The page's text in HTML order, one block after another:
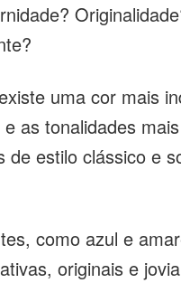
uma cor mais
as tonalidades
estilo clássico e
como azul e
originais e